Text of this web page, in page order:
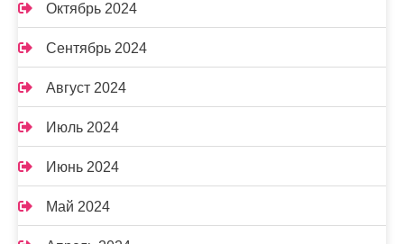
Октябрь 2024
Сентябрь 2024
Август 2024
Июль 2024
Июнь 2024
Май 2024